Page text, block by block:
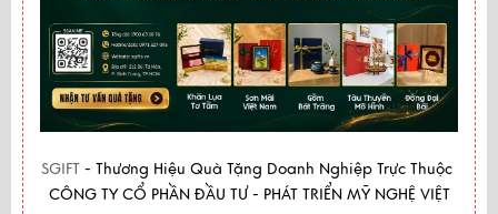
SGIFT - Thương Hiệu Quà Tặng Doanh Nghiệp Trực Thuộc
CÔNG TY CỔ PHẦN ĐẦU TƯ - PHÁT TRIỂN MỸ NGHỆ VIỆT